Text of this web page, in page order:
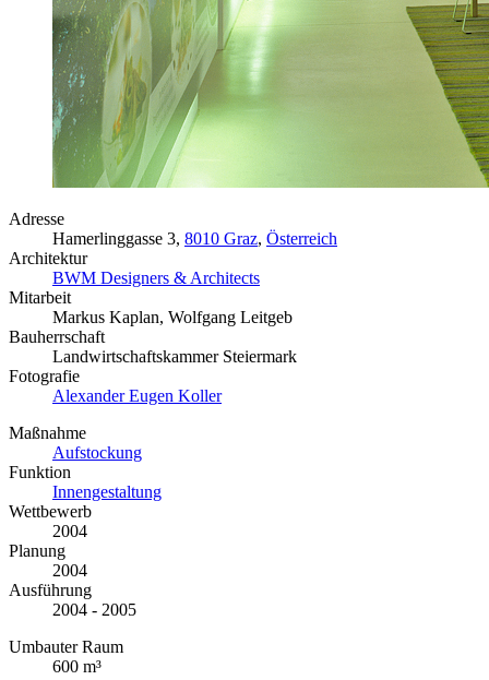
Adresse
Hamerlinggasse 3, 8010 Graz, Österreich
Architektur
BWM Designers & Architects
Mitarbeit
Markus Kaplan, Wolfgang Leitgeb
Bauherrschaft
Landwirtschaftskammer Steiermark
Fotografie
Alexander Eugen Koller
Maßnahme
Aufstockung
Funktion
Innengestaltung
Wettbewerb
2004
Planung
2004
Ausführung
2004 - 2005
Umbauter Raum
600 m³